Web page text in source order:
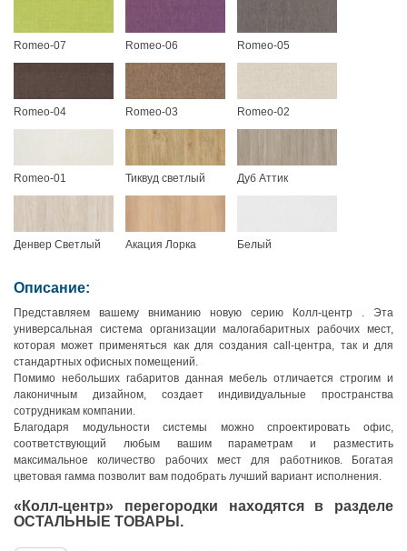
Romeo-07 Romeo-06 Romeo-05
Romeo-04 Romeo-03 Romeo-02
Romeo-01 Тиквуд светлый Дуб Аттик
Денвер Cветлый Акация Лорка Белый
Описание:
Представляем вашему вниманию новую серию Колл-центр . Эта
универсальная система организации малогабаритных рабочих мест,
которая может применяться как для создания call-центра, так и для
стандартных офисных помещений.
Помимо небольших габаритов данная мебель отличается строгим и
лаконичным дизайном, создает индивидуальные пространства
сотрудникам компании.
Благодаря модульности системы можно спроектировать офис,
соответствующий любым вашим параметрам и разместить
максимальное количество рабочих мест для работников. Богатая
цветовая гамма позволит вам подобрать лучший вариант исполнения.
«Колл-центр» перегородки находятся в разделе
ОСТАЛЬНЫЕ ТОВАРЫ.